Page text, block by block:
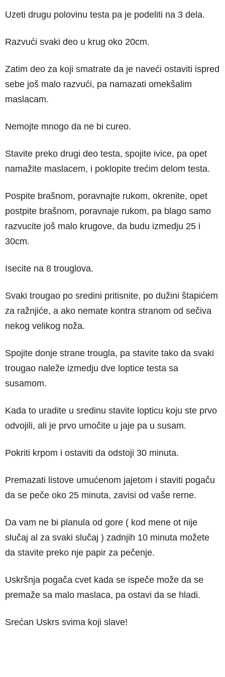
Uzeti drugu polovinu testa pa je podeliti na 3 dela.
Razvući svaki deo u krug oko 20cm.
Zatim deo za koji smatrate da je naveći ostaviti ispred
sebe još malo razvući, pa namazati omekšalim
maslacam.
Nemojte mnogo da ne bi cureo.
Stavite preko drugi deo testa, spojite ivice, pa opet
namažite maslacem, i poklopite trećim delom testa.
Pospite brašnom, poravnajte rukom, okrenite, opet
postpite brašnom, poravnaje rukom, pa blago samo
razvucite još malo krugove, da budu izmedju 25 i
30cm.
Isecite na 8 trouglova.
Svaki trougao po sredini pritisnite, po dužini štapićem
za ražnjiće, a ako nemate kontra stranom od sečiva
nekog velikog noža.
Spojite donje strane trougla, pa stavite tako da svaki
trougao naleže izmedju dve loptice testa sa
susamom.
Kada to uradite u sredinu stavite lopticu koju ste prvo
odvojili, ali je prvo umočite u jaje pa u susam.
Pokriti krpom i ostaviti da odstoji 30 minuta.
Premazati listove umućenom jajetom i staviti pogaču
da se peče oko 25 minuta, zavisi od vaše rerne.
Da vam ne bi planula od gore ( kod mene ot nije
slučaj al za svaki slučaj ) zadnjih 10 minuta možete
da stavite preko nje papir za pečenje.
Uskršnja pogača cvet kada se ispeče može da se
premaže sa malo maslaca, pa ostavi da se hladi.
Srećan Uskrs svima koji slave!